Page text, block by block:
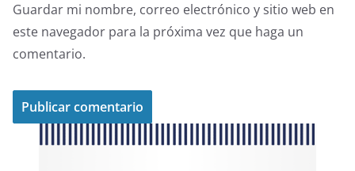
Guardar mi nombre, correo electrónico y sitio web en
este navegador para la próxima vez que haga un
comentario.